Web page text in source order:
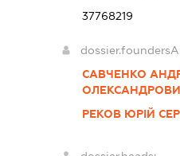
37768219
САВЧЕНКО
РЕКОВ ЮРІЙ